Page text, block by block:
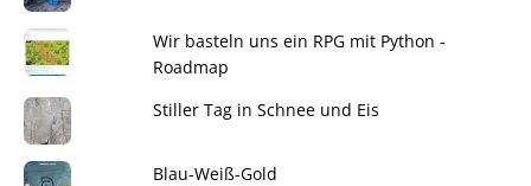
Wir basteln uns ein RPG mit Python -
Roadmap
Stiller Tag in Schnee und Eis
Blau-Weiß-Gold